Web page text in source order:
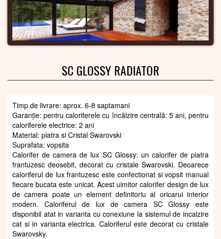
SC GLOSSY RADIATOR
Timp de livrare: aprox. 6-8 saptamani
Garanție: pentru caloriferele cu încălzire centrală: 5 ani, pentru
caloriferele electrice: 2 ani
Material: piatra si Cristal Swarovski
Suprafata: vopsita
Calorifer de camera de lux SC Glossy: un calorifer de piatra
frantuzesc deosebit, decorat cu cristale Swarovski. Deoarece
caloriferul de lux frantuzesc este confectionat si vopsit manual
fiecare bucata este unicat. Acest uimitor calorifer design de lux
de camera poate un element definitoriu al oricarui interior
modern. Caloriferul de lux de camera SC Glossy este
disponibil atat in varianta cu conexiune la sistemul de incalzire
cat si in varianta electrica. Caloriferul este decorat cu cristale
Swarovsky.